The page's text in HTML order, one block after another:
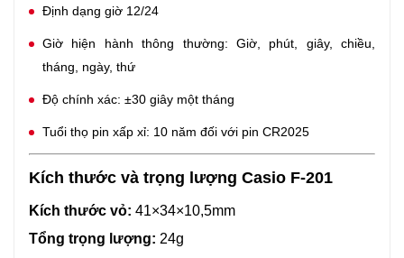
Định dạng giờ 12/24
Giờ hiện hành thông thường: Giờ, phút, giây, chiều,
tháng, ngày, thứ
Độ chính xác: ±30 giây một tháng
Tuổi thọ pin xấp xỉ: 10 năm đối với pin CR2025
Kích thước và trọng lượng Casio F-201
Kích thước vỏ: 41×34×10,5mm
Tổng trọng lượng: 24g